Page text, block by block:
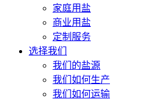
家庭用盐
商业用盐
定制服务
选择我们
我们的盐源
我们如何生产
我们如何运输